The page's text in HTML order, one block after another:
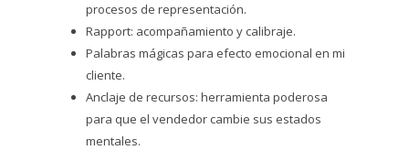
procesos de representación.
Rapport: acompañamiento y calibraje.
Palabras mágicas para efecto emocional en mi
cliente.
Anclaje de recursos: herramienta poderosa
para que el vendedor cambie sus estados
mentales.